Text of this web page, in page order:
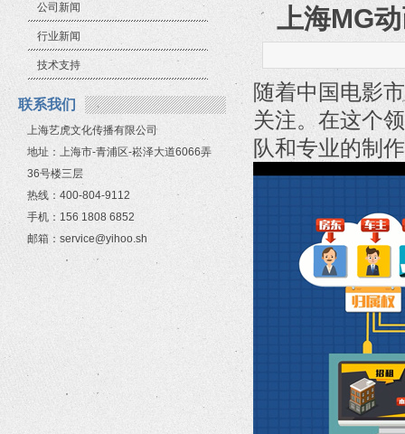
公司新闻
行业新闻
技术支持
联系我们
上海艺虎文化传播有限公司
地址：上海市-青浦区-崧泽大道6066弄
36号楼三层
热线：400-804-9112
手机：156 1808 6852
邮箱：service@yihoo.sh
上海MG
随着中国电影
关注。在这个
队和专业的制